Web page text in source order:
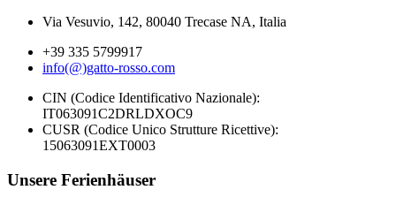
Via Vesuvio, 142, 80040 Trecase NA, Italia
+39 335 5799917
info(@)gatto-rosso.com
CIN (Codice Identificativo Nazionale):
IT063091C2DRLDXOC9
CUSR (Codice Unico Strutture Ricettive):
15063091EXT0003
Unsere Ferienhäuser